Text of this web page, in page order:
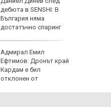
дебюта в SENSHI: В
България няма
достатъчно спаринг
Адмирал Емил
Ефтимов: Дронът край
Кардам е бил
отклонен от